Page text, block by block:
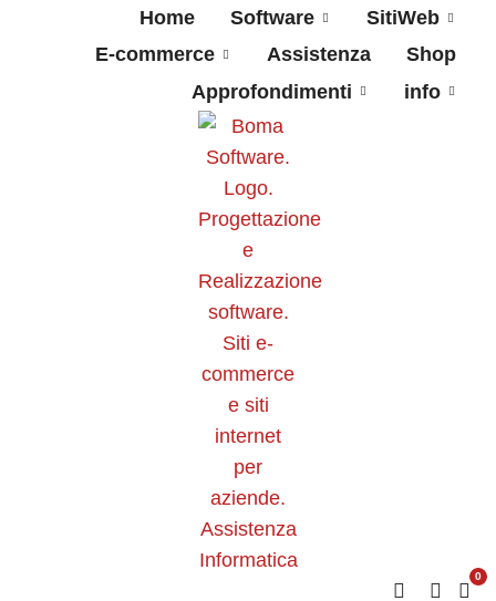
Home Software
SitiWeb
E-commerce
Assistenza
Shop
Approfondimenti
info
0